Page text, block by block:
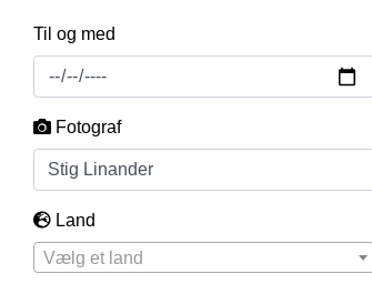
Til og med
Fotograf
Land
Vælg et land